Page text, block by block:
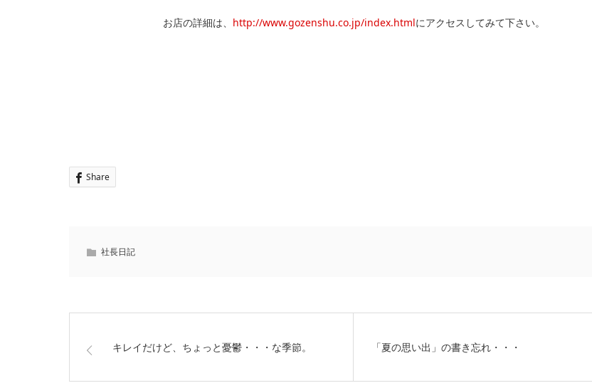
お店の詳細は、 http://www.gozenshu.co.jp/index.htmlにアクセスしてみて下さい。
Share
社長日記
キレイだけど、ちょっと憂鬱・・・な季節。 「夏の思い出」の書き忘れ・・・